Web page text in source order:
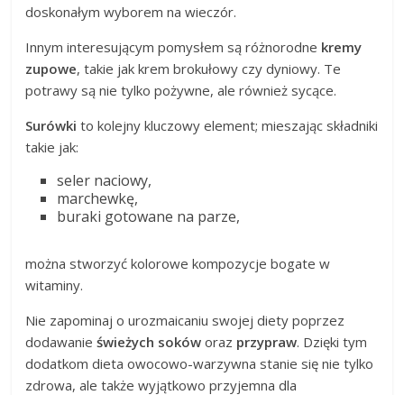
doskonałym wyborem na wieczór.
Innym interesującym pomysłem są różnorodne kremy
zupowe, takie jak krem brokułowy czy dyniowy. Te
potrawy są nie tylko pożywne, ale również sycące.
Surówki to kolejny kluczowy element; mieszając składniki
takie jak:
seler naciowy,
marchewkę,
buraki gotowane na parze,
można stworzyć kolorowe kompozycje bogate w
witaminy.
Nie zapominaj o urozmaicaniu swojej diety poprzez
dodawanieświeżych soków oraz przypraw. Dzięki tym
dodatkom dieta owocowo-warzywna stanie się nie tylko
zdrowa, ale także wyjątkowo przyjemna dla